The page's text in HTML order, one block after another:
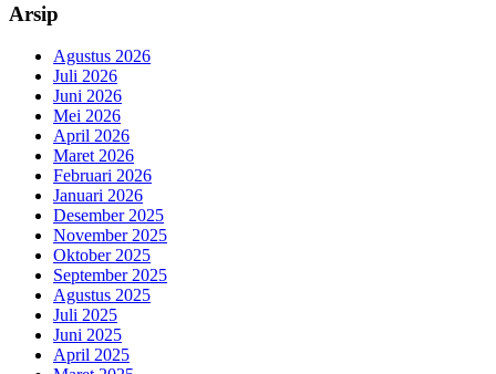
Arsip
Agustus 2026
Juli 2026
Juni 2026
Mei 2026
April 2026
Maret 2026
Februari 2026
Januari 2026
Desember 2025
November 2025
Oktober 2025
September 2025
Agustus 2025
Juli 2025
Juni 2025
April 2025